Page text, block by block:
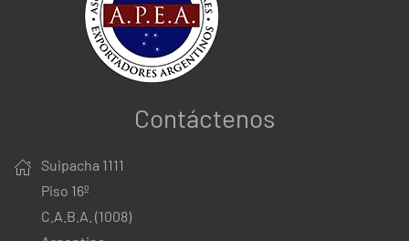
Contáctenos
Suipacha 1111
Piso 16º
C.A.B.A. (1008)